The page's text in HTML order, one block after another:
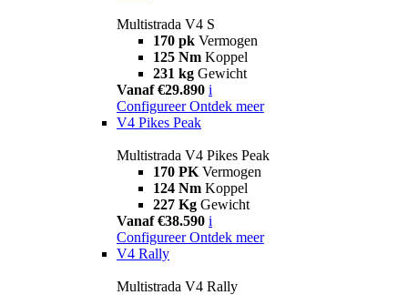
Multistrada V4 S
170 pk Vermogen
125 Nm Koppel
231 kg Gewicht
Vanaf €29.890 i
Configureer Ontdek meer
V4 Pikes Peak
Multistrada V4 Pikes Peak
170 PK Vermogen
124 Nm Koppel
227 Kg Gewicht
Vanaf €38.590 i
Configureer Ontdek meer
V4 Rally
Multistrada V4 Rally